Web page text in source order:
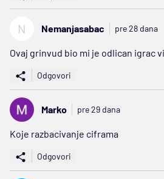
N Nemanjasabac pre 28 dana
Ovaj grinvud bio mi je odlican igrac
Odgovori
Marko pre 29 dana
Koje razbacivanje ciframa
Odgovori